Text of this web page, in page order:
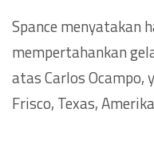
Spance menyatakan
mempertahankan
atas Carlos
Frisco, Texas,